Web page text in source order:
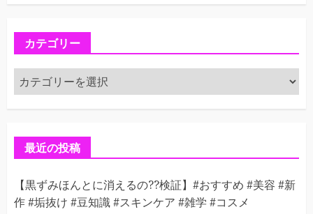
カテゴリー
カ
テ
ゴ
最近の投稿
【黒ずみほんとに消えるの??検証】#おすすめ #美容 #新
作 #垢抜け #豆知識 #スキンケア #雑学 #コスメ